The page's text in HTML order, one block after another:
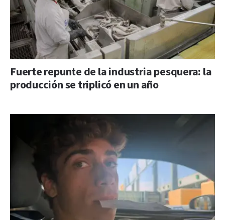
Fuerte repunte de la industria pesquera: la
producción se triplicó en un año